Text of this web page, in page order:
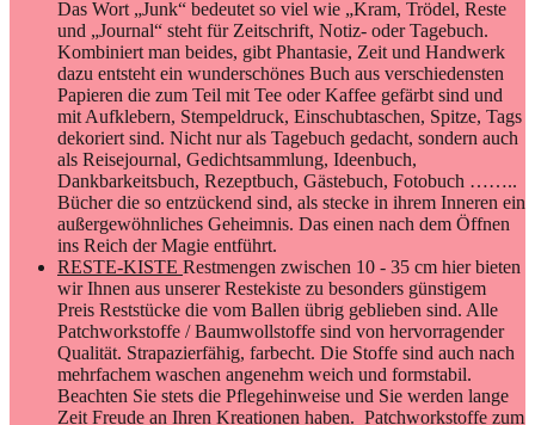
Das Wort „Junk“ bedeutet so viel wie „Kram, Trödel, Reste
und „Journal“ steht für Zeitschrift, Notiz- oder Tagebuch.
Kombiniert man beides, gibt Phantasie, Zeit und Handwerk
dazu entsteht ein wunderschönes Buch aus verschiedensten
Papieren die zum Teil mit Tee oder Kaffee gefärbt sind und
mit Aufklebern, Stempeldruck, Einschubtaschen, Spitze, Tags
dekoriert sind. Nicht nur als Tagebuch gedacht, sondern auch
als Reisejournal, Gedichtsammlung, Ideenbuch,
Dankbarkeitsbuch, Rezeptbuch, Gästebuch, Fotobuch ……..
Bücher die so entzückend sind, als stecke in ihrem Inneren ein
außergewöhnliches Geheimnis. Das einen nach dem Öffnen
ins Reich der Magie entführt.
RESTE-KISTE Restmengen zwischen 10 - 35 cm hier bieten
wir Ihnen aus unserer Restekiste zu besonders günstigem
Preis Reststücke die vom Ballen übrig geblieben sind. Alle
Patchworkstoffe / Baumwollstoffe sind von hervorragender
Qualität. Strapazierfähig, farbecht. Die Stoffe sind auch nach
mehrfachem waschen angenehm weich und formstabil.
Beachten Sie stets die Pflegehinweise und Sie werden lange
Zeit Freude an Ihren Kreationen haben. Patchworkstoffe zum